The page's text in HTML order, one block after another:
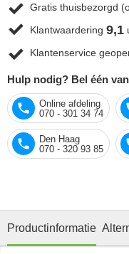
Gratis thuisbezorgd
Klantwaardering 9,1
Klantenservice
Hulp nodig? Bel één
Online afdeling
070 - 301 34 74
Den Haag
070 - 320 93 85
Productinformatie